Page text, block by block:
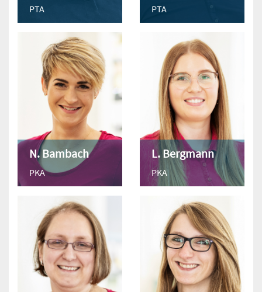
PTA PTA
N. Bambach
PKA
L. Bergmann
PKA